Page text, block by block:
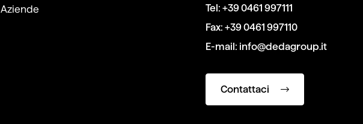
Aziende Tel:+39 0461 997111
Fax:+39 0461 997110
E-mail: info@dedagroup.it
Contattaci